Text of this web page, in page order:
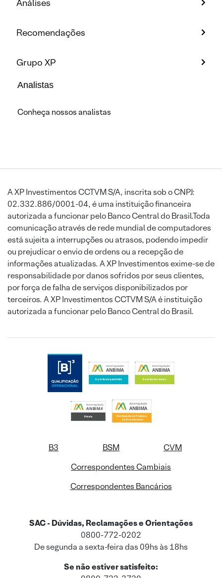
Análises
Recomendações
Grupo XP
Analistas
Conheça nossos analistas
A XP Investimentos CCTVM S/A, inscrita sob o CNPJ:
02.332.886/0001-04, é uma instituição financeira
autorizada a funcionar pelo Banco Central do Brasil.Toda
comunicação através de rede mundial de computadores
está sujeita a interrupções ou atrasos, podendo impedir
ou prejudicar o envio de ordens ou a recepção de
informações atualizadas. A XP Investimentos exime-se de
responsabilidade por danos sofridos por seus clientes,
por força de falha de serviços disponibilizados por
terceiros. A XP Investimentos CCTVM S/A é instituição
autorizada a funcionar pelo Banco Central do Brasil.
B3 BSM
CVM
Correspondentes Cambiais
Correspondentes Bancários
SAC - Dúvidas, Reclamações e Orientações
0800-772-0202
De segunda a sexta-feira das 09hs às 18hs
Se não estiver satisfeito: